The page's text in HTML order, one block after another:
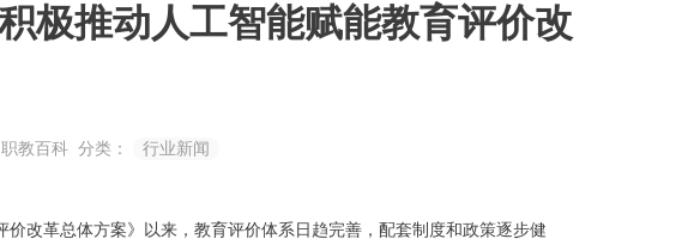
极推动人工智能赋能教育评价改
教百科 分类： 行业新闻
改革总体方案》以来，教育评价体系日趋完善，配套制度和政策逐步健